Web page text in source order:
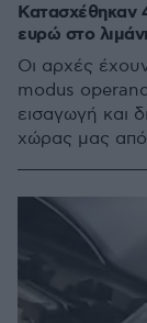
Κατασχέθηκαν
ευρώ στο
Οι αρχές
modus
εισαγωγή και
χώρας μας από